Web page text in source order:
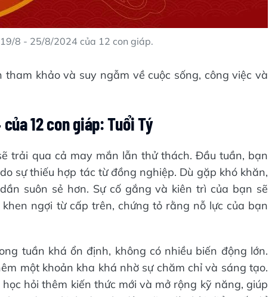
8 - 25/8/2024 của 12 con giáp.
khảo và suy ngẫm về cuộc sống, công việc và
12 con giáp: Tuổi Tý
trải qua cả may mắn lẫn thử thách. Đầu tuần, bạn
sự thiếu hợp tác từ đồng nghiệp. Dù gặp khó khăn,
suôn sẻ hơn. Sự cố gắng và kiên trì của bạn sẽ
ngợi từ cấp trên, chứng tỏ rằng nỗ lực của bạn
tuần khá ổn định, không có nhiều biến động lớn.
một khoản kha khá nhờ sự chăm chỉ và sáng tạo.
hỏi thêm kiến thức mới và mở rộng kỹ năng, giúp